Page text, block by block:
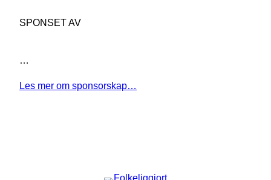
SPONSET AV
…
Les mer om sponsorskap…